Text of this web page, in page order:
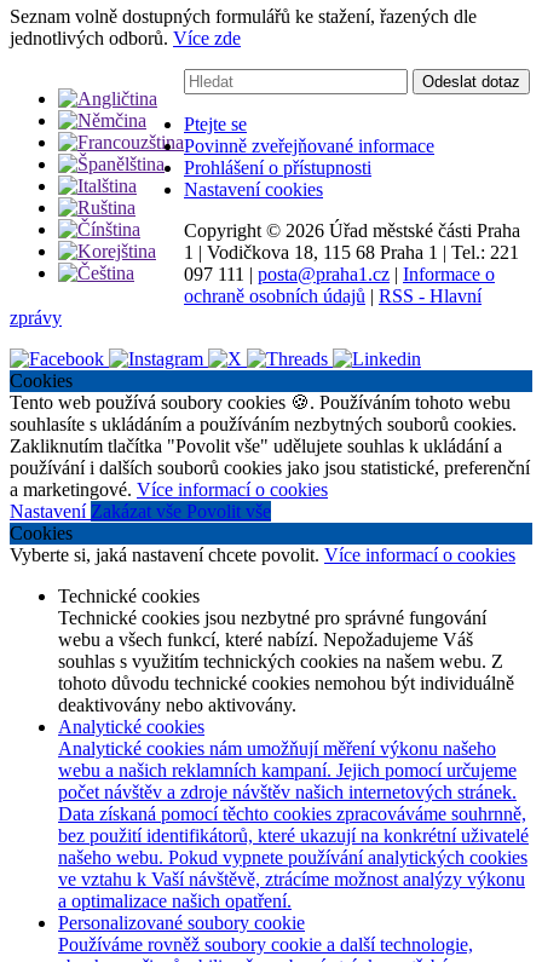
Seznam volně dostupných formulářů ke stažení, řazených dle
jednotlivých odborů. Více zde
Vyhledávání:
Odeslat dotaz
Ptejte se
Povinně zveřejňované informace
Prohlášení o přístupnosti
Nastavení cookies
Copyright © 2026 Úřad městské části Praha
1 | Vodičkova 18, 115 68 Praha 1 | Tel.: 221
097 111 | posta@praha1.cz | Informace o
ochraně osobních údajů | RSS - Hlavní
zprávy
Cookies
Tento web používá soubory cookies 🍪. Používáním tohoto webu
souhlasíte s ukládáním a používáním nezbytných souborů cookies.
Zakliknutím tlačítka "Povolit vše" udělujete souhlas k ukládání a
používání i dalších souborů cookies jako jsou statistické, preferenční
a marketingové. Více informací o cookies
Nastavení Zakázat vše Povolit vše
Cookies
Vyberte si, jaká nastavení chcete povolit. Více informací o cookies
Technické cookies
Technické cookies jsou nezbytné pro správné fungování
webu a všech funkcí, které nabízí. Nepožadujeme Váš
souhlas s využitím technických cookies na našem webu. Z
tohoto důvodu technické cookies nemohou být individuálně
deaktivovány nebo aktivovány.
Analytické cookies
Analytické cookies nám umožňují měření výkonu našeho
webu a našich reklamních kampaní. Jejich pomocí určujeme
počet návštěv a zdroje návštěv našich internetových stránek.
Data získaná pomocí těchto cookies zpracováváme souhrnně,
bez použití identifikátorů, které ukazují na konkrétní uživatelé
našeho webu. Pokud vypnete používání analytických cookies
ve vztahu k Vaší návštěvě, ztrácíme možnost analýzy výkonu
a optimalizace našich opatření.
Personalizované soubory cookie
Používáme rovněž soubory cookie a další technologie,